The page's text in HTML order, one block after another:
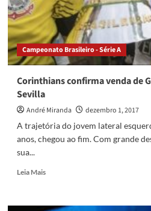
aumenta
prêmio
Campeonato Brasileiro - Série A
Corinthians confirma venda de
Sevilla
André Miranda
dezembro 1, 2017
A trajetória do jovem lateral
anos, chegou ao fim. Com grande
sua...
Leia MaisRead
Corinthians